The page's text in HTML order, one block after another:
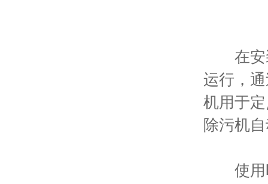
在安装
运行，
机用于
除污机
使用时